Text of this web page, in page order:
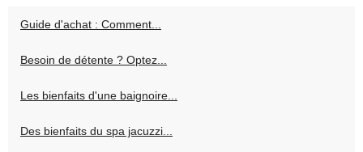
Guide d'achat : Comment...
Besoin de détente ? Optez...
Les bienfaits d'une baignoire...
Des bienfaits du spa jacuzzi...